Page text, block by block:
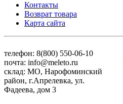
Контакты
Возврат товара
Карта сайта
телефон: 8(800) 550-06-10
почта: info@meleto.ru
склад: МО, Нарофоминский
район, г.Апрелевка, ул.
Фадеева, дом 3